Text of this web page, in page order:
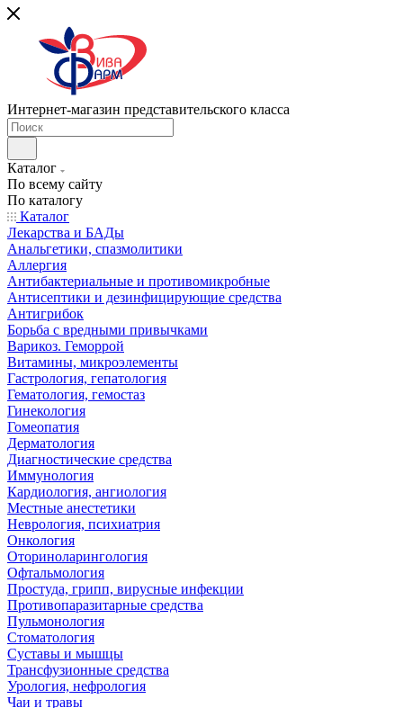
Интернет-магазин представительского класса
Каталог
По всему сайту
По каталогу
Каталог
Лекарства и БАДы
Анальгетики, спазмолитики
Аллергия
Антибактериальные и противомикробные
Антисептики и дезинфицирующие средства
Антигрибок
Борьба с вредными привычками
Варикоз. Геморрой
Витамины, микроэлементы
Гастрология, гепатология
Гематология, гемостаз
Гинекология
Гомеопатия
Дерматология
Диагностические средства
Иммунология
Кардиология, ангиология
Местные анестетики
Неврология, психиатрия
Онкология
Оториноларингология
Офтальмология
Простуда, грипп, вирусные инфекции
Противопаразитарные средства
Пульмонология
Стоматология
Суставы и мышцы
Трансфузионные средства
Урология, нефрология
Чаи и травы